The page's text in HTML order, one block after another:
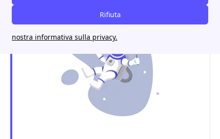
Rifiuta
nostra informativa sulla privacy.